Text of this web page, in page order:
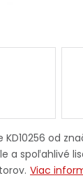
Váš
od
a spoľahlivé
Viac